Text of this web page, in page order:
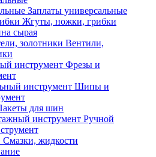
Заплаты универсальные
Жгуты, ножки, грибки
сырая
Вентили,
Фрезы и
Шипы и
для шин
Ручной
Смазки, жидкости